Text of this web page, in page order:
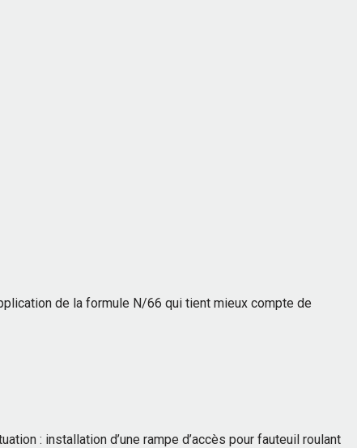
de la formule N/66 qui tient mieux compte de
: installation d’une rampe d’accès pour fauteuil roulant